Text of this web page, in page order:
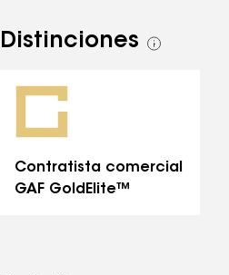
Distinciones
Ver
Contratista comercial
GAF GoldElite™